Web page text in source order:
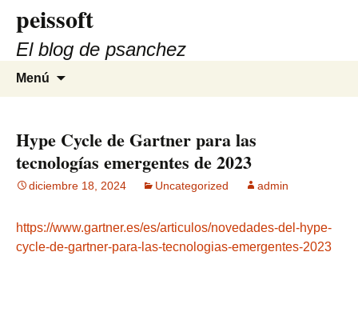
contenido
peissoft
El blog de psanchez
Menú
Hype Cycle de Gartner para las
tecnologías emergentes de 2023
diciembre 18, 2024 Uncategorized admin
https://www.gartner.es/es/articulos/novedades-del-hype-
cycle-de-gartner-para-las-tecnologias-emergentes-2023